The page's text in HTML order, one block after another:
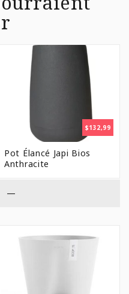
$132,99
Pot Élancé Japi Bios
Anthracite
—